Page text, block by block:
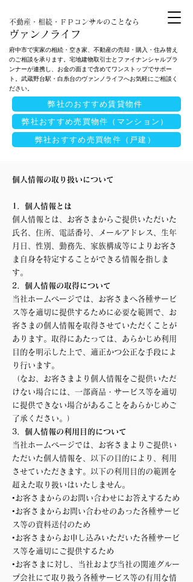
府中市で実家の相続・空き家、不動産の売却・購入・住み替え
のご相談を承ります。宅地建物取引士とファイナンシャルプラ
ンナーが連携し、お金の面まで含めてワンストップでサポー
ト。武蔵野台駅・白糸台のヴァンノライフへお気軽にご相談く
ださい。
ヴァンノライフ
不動産・相続・ＦＰコンサルのことなら
弊社おすすめ売買物件（マンション）
弊社のおすすめ賃貸物件
弊社おすすめ売買物件（戸建）
個人情報の取り扱いについて
1．個人情報とは
個人情報とは、お客さまからご提供いただいた
氏名、住所、電話番号、メールアドレス、生年
月日、性別、勤務先、家族構成等によりお客さ
ま自身を特定することができる情報を指しま
す。
2．個人情報の取得について
当社ホームページでは、お客さまへ各種サービ
ス等を適切に提供するために必要な範囲で、お
客さまの個人情報を取得させていただくことが
あります。取得にあたっては、あらかじめ利用
目的を明示した上で、適正かつ公正な手段によ
り行います。
（なお、お客さまより個人情報をご提供いただ
けない場合には、一部商品・サービス等を適切
に提供できない場合があることをあらかじめご
了承ください。）
3．個人情報の利用目的について
当社ホームページでは、お客さまよりご提供い
ただいた個人情報を、以下の目的により、利用
させていただきます。以下の利用目的の範囲を
超えた取り扱いはいたしません。
•お客さまからのお問い合わせにお答えするため
•お客さまからお問い合わせのあった各種サービ
ス等の資料送付のため
•お客さまからお申し込みいただいた各種サービ
ス等を適切にご提供するため
•お客さまに対し、当社および当社の関連グルー
プ会社にて取り扱う各種サービス等の有用な情